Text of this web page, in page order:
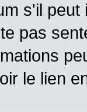
s'il
pas
le lien